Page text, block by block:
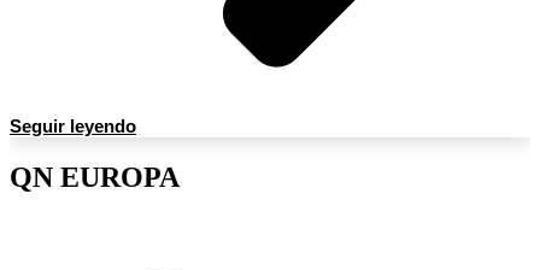
Seguir leyendo
QN EUROPA